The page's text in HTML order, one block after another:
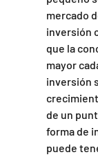
mercado
inversión
que la
mayor
inversión
de un
forma de
puede